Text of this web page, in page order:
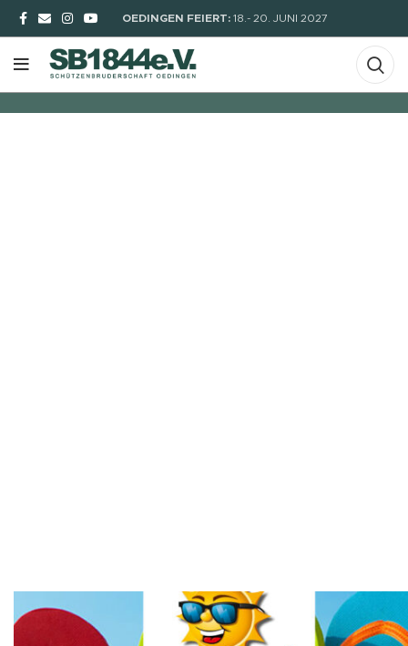
OEDINGEN FEIERT: 18.- 20. JUNI 2027
Wohl einzigartig in der Region. Der Parademarsch zur Ehren der
WEITER